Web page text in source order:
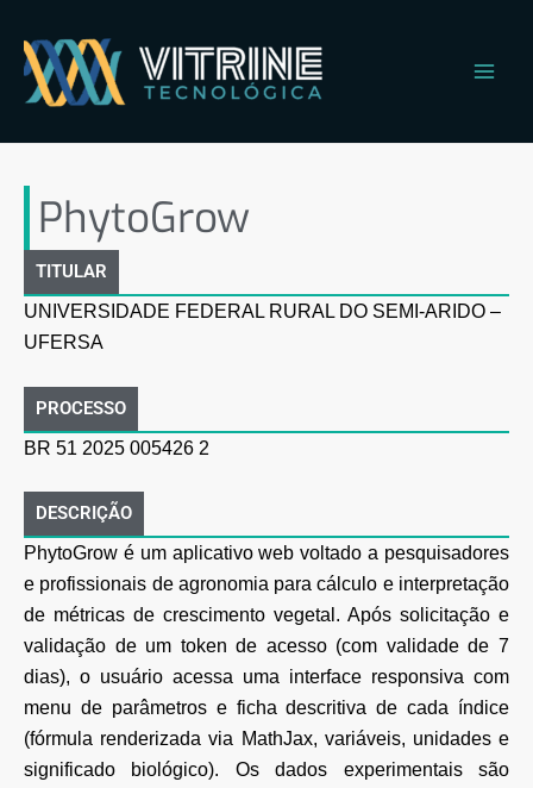
para
conteúdo
PhytoGrow
TITULAR
UNIVERSIDADE FEDERAL RURAL DO SEMI-ARIDO –
UFERSA
PROCESSO
BR 51 2025 005426 2
DESCRIÇÃO
PhytoGrow é um aplicativo web voltado a pesquisadores
e profissionais de agronomia para cálculo e interpretação
de métricas de crescimento vegetal. Após solicitação e
validação de um token de acesso (com validade de 7
dias), o usuário acessa uma interface responsiva com
menu de parâmetros e ficha descritiva de cada índice
(fórmula renderizada via MathJax, variáveis, unidades e
significado biológico). Os dados experimentais são